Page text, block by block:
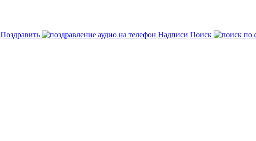
Поздравить Надписи Поиск